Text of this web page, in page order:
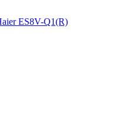
ES8V-Q1(R)